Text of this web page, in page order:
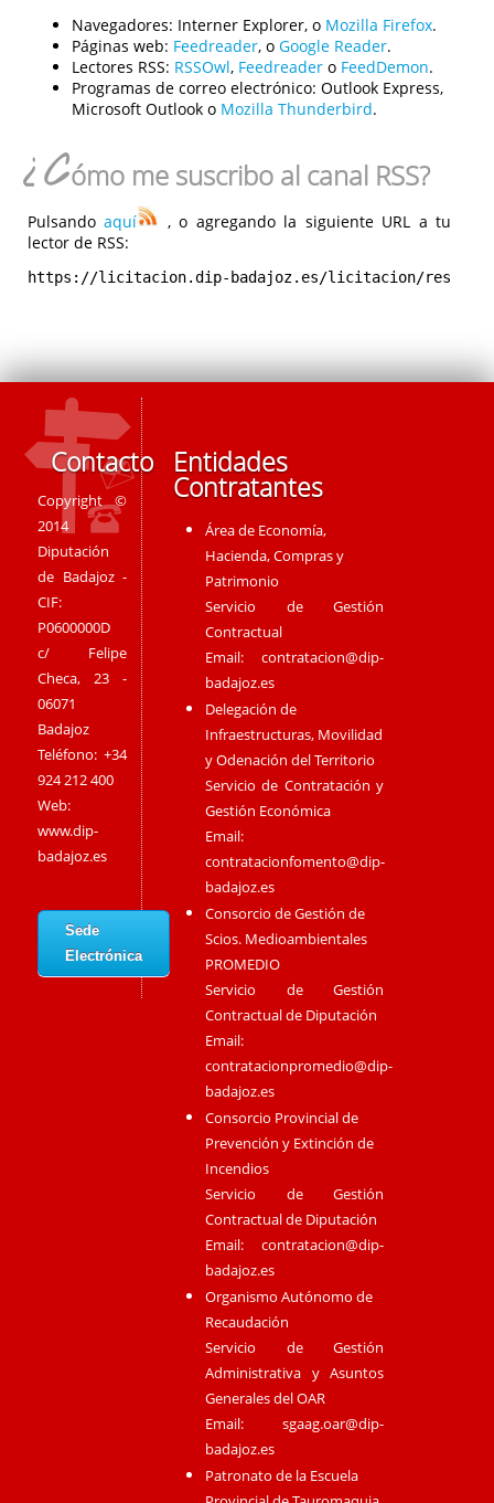
Navegadores: Interner Explorer, o Mozilla Firefox.
Páginas web: Feedreader, o Google Reader.
Lectores RSS: RSSOwl, Feedreader o FeedDemon.
Programas de correo electrónico: Outlook Express,
Microsoft Outlook o Mozilla Thunderbird.
¿Cómo me suscribo al canal RSS?
Pulsandoaquí
, o agregando la siguiente URL a tu
lector de RSS:
https://licitacion.dip-badajoz.es/licitacion/rest/rss/
Contacto
Copyright ©
2014
Diputación
de Badajoz -
CIF:
P0600000D
c/ Felipe
Checa, 23 -
06071
Badajoz
Teléfono: +34
924 212 400
Web:
www.dip-
badajoz.es
Sede
Electrónica
Entidades
Contratantes
Área de Economía,
Hacienda, Compras y
Patrimonio
Servicio de Gestión
Contractual
Email:contratacion@dip-
badajoz.es
Delegación de
Infraestructuras, Movilidad
y Odenación del Territorio
Servicio de Contratación y
Gestión Económica
Email:
contratacionfomento@dip-
badajoz.es
Consorcio de Gestión de
Scios. Medioambientales
PROMEDIO
Servicio de Gestión
Contractual de Diputación
Email:
contratacionpromedio@dip-
badajoz.es
Consorcio Provincial de
Prevención y Extinción de
Incendios
Servicio de Gestión
Contractual de Diputación
Email:contratacion@dip-
badajoz.es
Organismo Autónomo de
Recaudación
Servicio de Gestión
Administrativa y Asuntos
Generales del OAR
Email:sgaag.oar@dip-
badajoz.es
Patronato de la Escuela